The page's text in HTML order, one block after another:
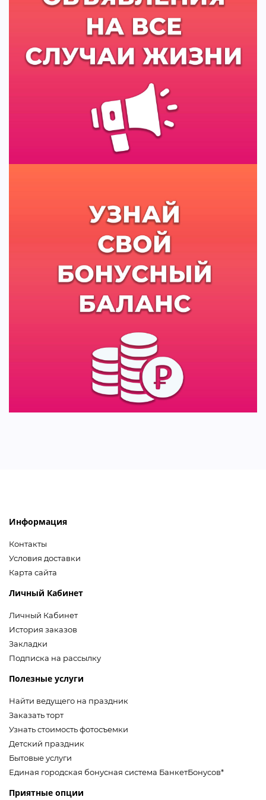
Информация
Контакты
Условия доставки
Карта сайта
Личный Кабинет
Личный Кабинет
История заказов
Закладки
Подписка на рассылку
Полезные услуги
Найти ведущего на праздник
Заказать торт
Узнать стоимость фотосъемки
Детский праздник
Бытовые услуги
Единая городская бонусная система БанкетБонусов*
Приятные опции